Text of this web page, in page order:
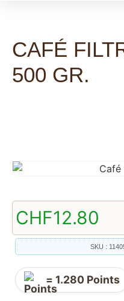
CAFÉ
500 GR.
CHF12.80
SKU :
= 1.280 Points